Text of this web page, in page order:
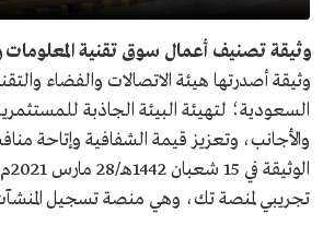
وثيقة تصنيف أعمال سوق تقنية المعلومات
وثيقة أصدرتها هيئة الاتصالات والفضاء
السعودية؛ لتهيئة البيئة الجاذبة
والأجانب، وتعزيز قيمة الشفافية وإتاحة
تجريبي لمنصة تك، وهي منصة تسجيل